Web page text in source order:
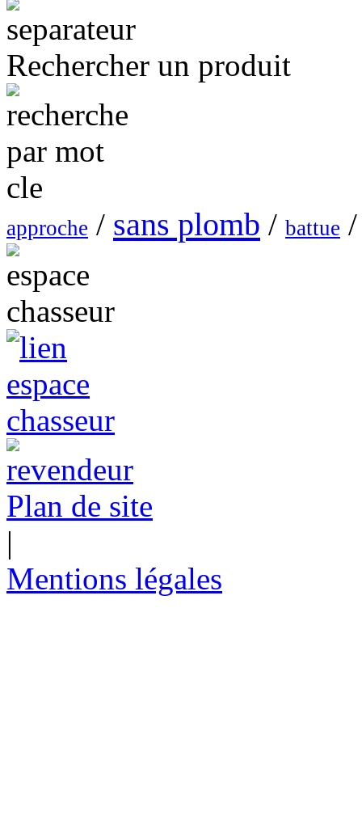
Rechercher un produit
approche / sans plomb / battue /
Plan de site
|
Mentions légales